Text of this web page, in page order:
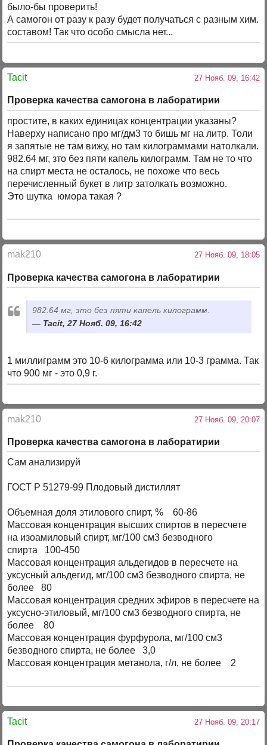
было-бы проверить!
А самогон от разу к разу будет получаться с разным хим.
составом! Так что особо смысла нет...
Tacit 27 Нояб. 09, 16:42
Проверка качества самогона в лаборатирии
простите, в каких единицах концентрации указаны?
Наверху написано про мг/дм3 то бишь мг на литр. Толи
я запятые не там вижу, но там килограммами натолкали.
982.64 мг, зто без пяти капель килограмм. Там не то что
на спирт места не осталось, не похоже что весь
перечисленный букет в литр затолкать возможно.
Это шутка юмора такая ?
mak210 27 Нояб. 09, 18:05
Проверка качества самогона в лаборатирии
982.64 мг, зто без пяти капель килограмм.
Tacit, 27 Нояб. 09, 16:42
1 миллиграмм это 10-6 килограмма или 10-3 грамма. Так
что 900 мг - это 0,9 г.
mak210 27 Нояб. 09, 20:07
Проверка качества самогона в лаборатирии
Сам анализируй
ГОСТ Р 51279-99 Плодовый дистиллят
Объемная доля этилового спирт, % 60-86
Массовая концентрация высших спиртов в пересчете
на изоамиловый спирт, мг/100 см3 безводного
спирта 100-450
Массовая концентрация альдегидов в пересчете на
уксусный альдегид, мг/100 см3 безводного спирта, не
более 80
Массовая концентрация средних эфиров в пересчете на
уксусно-этиловый, мг/100 см3 безводного спирта, не
более 80
Массовая концентрация фурфурола, мг/100 см3
безводного спирта, не более 3,0
Массовая концентрация метанола, г/л, не более 2
Tacit 27 Нояб. 09, 20:17